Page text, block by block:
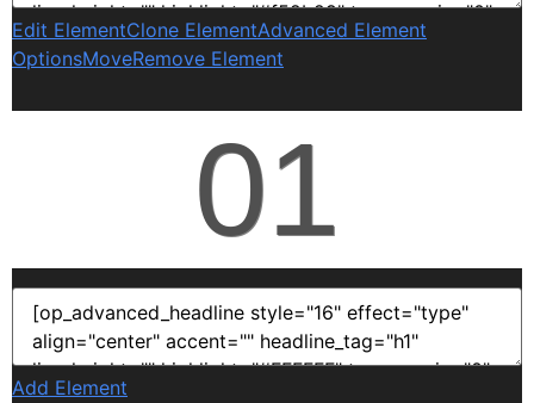
Edit ElementClone ElementAdvanced Element
OptionsMoveRemove Element
01
Add Element